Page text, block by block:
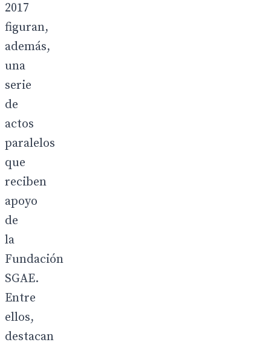
2017
figuran,
además,
una
serie
de
actos
paralelos
que
reciben
apoyo
de
la
Fundación
SGAE.
Entre
ellos,
destacan